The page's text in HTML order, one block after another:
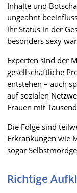
Inhalte und
ungeahnt
ihr Status in der
besonders sexy
Experten sind der
gesellschaftliche
entstehen – auch
auf sozialen
Frauen mit
Die Folge sind
Erkrankungen wie
sogar
Richtige